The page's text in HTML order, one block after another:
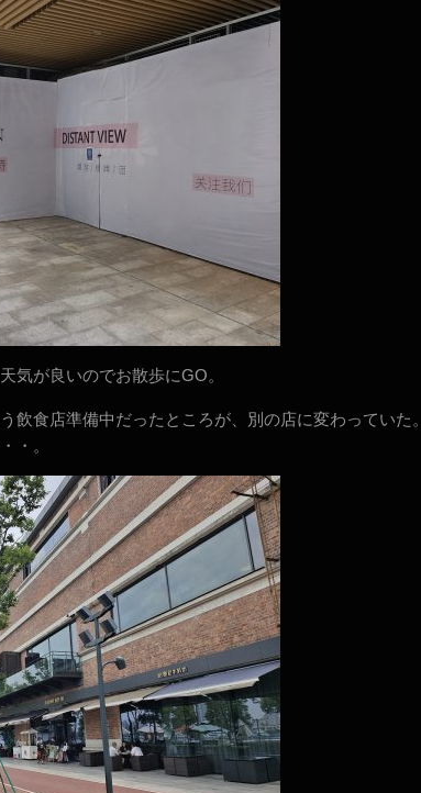
気が良いのでお散歩にGO。
飲食店準備中だったところが、別の店に変わっていた。
・。